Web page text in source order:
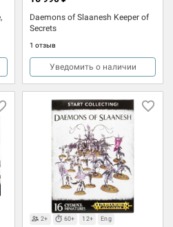
Daemons of Slaanesh Keeper of
Secrets
1 отзыв
Уведомить о наличии
2+ 60+ 12+ Eng